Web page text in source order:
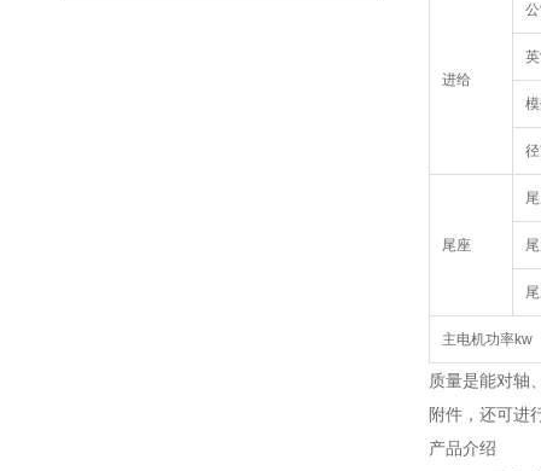
进给
尾座
主电机功率kw
质量是能对轴
附件，还可进
产品介绍